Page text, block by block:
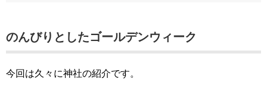
のんびりとしたゴールデンウィーク
今回は久々に神社の紹介です。